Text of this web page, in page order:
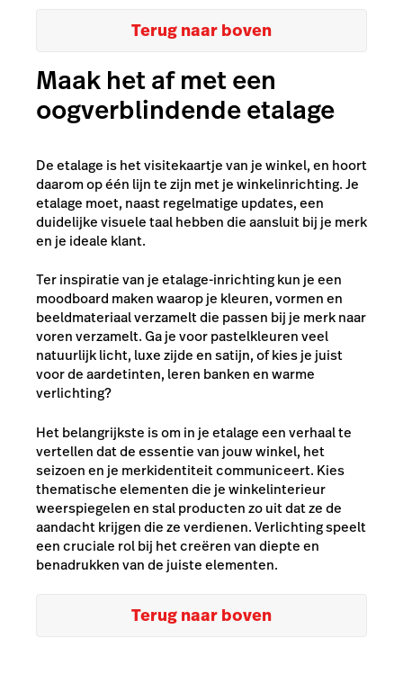
Terug naar boven
Maak het af met een
oogverblindende etalage
De etalage is het visitekaartje van je winkel, en hoort
daarom op één lijn te zijn met je winkelinrichting. Je
etalage moet, naast regelmatige updates, een
duidelijke visuele taal hebben die aansluit bij je merk
en je ideale klant.
Ter inspiratie van je etalage-inrichting kun je een
moodboard maken waarop je kleuren, vormen en
beeldmateriaal verzamelt die passen bij je merk naar
voren verzamelt. Ga je voor pastelkleuren veel
natuurlijk licht, luxe zijde en satijn, of kies je juist
voor de aardetinten, leren banken en warme
verlichting?
Het belangrijkste is om in je etalage een verhaal te
vertellen dat de essentie van jouw winkel, het
seizoen en je merkidentiteit communiceert. Kies
thematische elementen die je winkelinterieur
weerspiegelen en stal producten zo uit dat ze de
aandacht krijgen die ze verdienen. Verlichting speelt
een cruciale rol bij het creëren van diepte en
benadrukken van de juiste elementen.
Terug naar boven